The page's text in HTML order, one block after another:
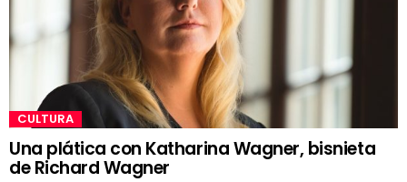
CULTURA
Una plática con Katharina Wagner, bisnieta
de Richard Wagner